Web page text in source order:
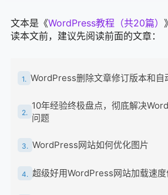
文本是《WordPress教程（共20篇）
读本文前，建议先阅读前面的文章：
1. WordPress删除文章修订版本和自
2.
10年经验终极盘点，彻底解决
问题
3. WordPress网站如何优化图片
4. 超级好用WordPress网站加载速